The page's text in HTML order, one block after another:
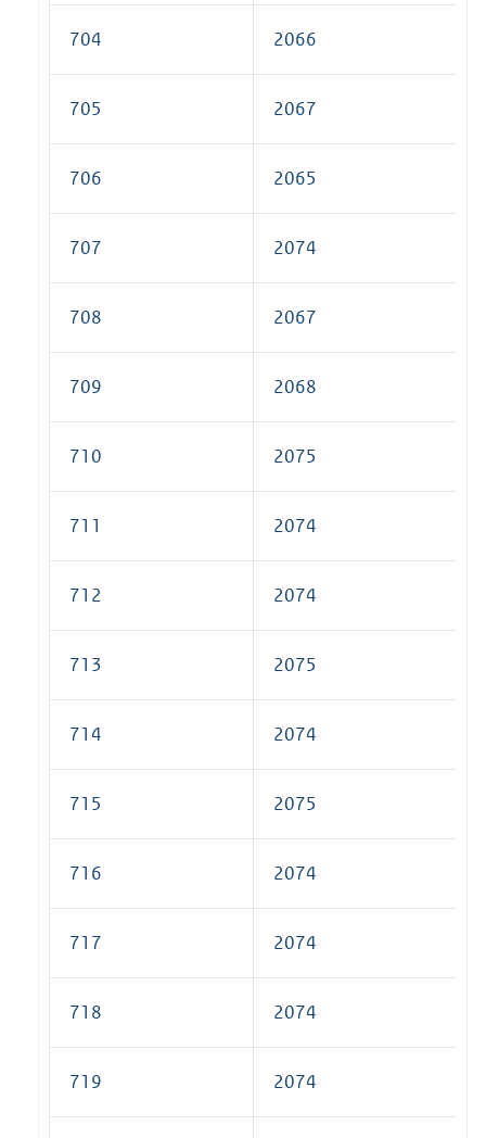
704 2066
705 2067
706 2065
707 2074
708 2067
709 2068
710 2075
711 2074
712 2074
713 2075
714 2074
715 2075
716 2074
717 2074
718 2074
719 2074